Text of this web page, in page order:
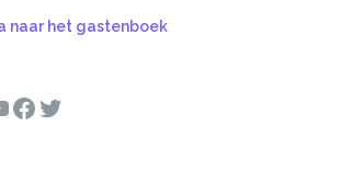
naar het gastenboek
Facebook
Twitter